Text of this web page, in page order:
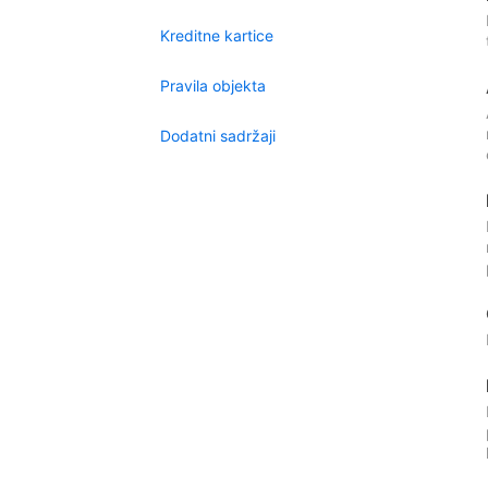
Kreditne kartice
Pravila objekta
Dodatni sadržaji